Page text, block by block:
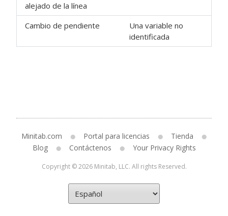
alejado de la línea
Cambio de pendiente
Una variable no
identificada
Minitab.com Portal para licencias
Tienda
Blog
Contáctenos Your Privacy Rights
Copyright © 2026 Minitab, LLC. All rights Reserved.